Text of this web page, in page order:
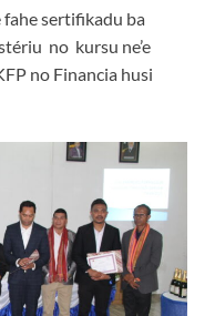
fahe sertifikadu ba
no kursu ne’e
no Financia husi